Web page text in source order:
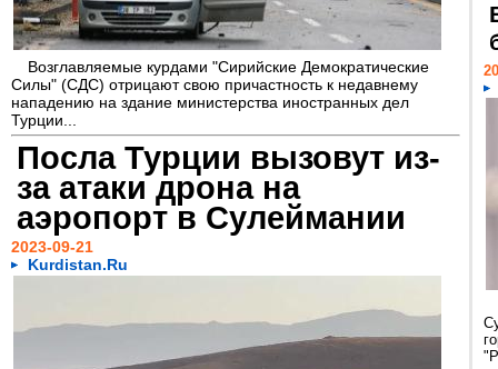
Возглавляемые курдами "Сирийские Демократические
Силы" (СДС) отрицают свою причастность к недавнему
нападению на здание министерства иностранных дел
Турции...
Посла Турции вызовут из-
за атаки дрона на
аэропорт в Сулеймании
2023-09-21
Kurdistan.Ru